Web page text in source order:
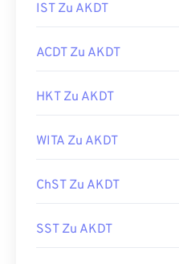
IST Zu AKDT
ACDT Zu AKDT
HKT Zu AKDT
WITA Zu AKDT
ChST Zu AKDT
SST Zu AKDT